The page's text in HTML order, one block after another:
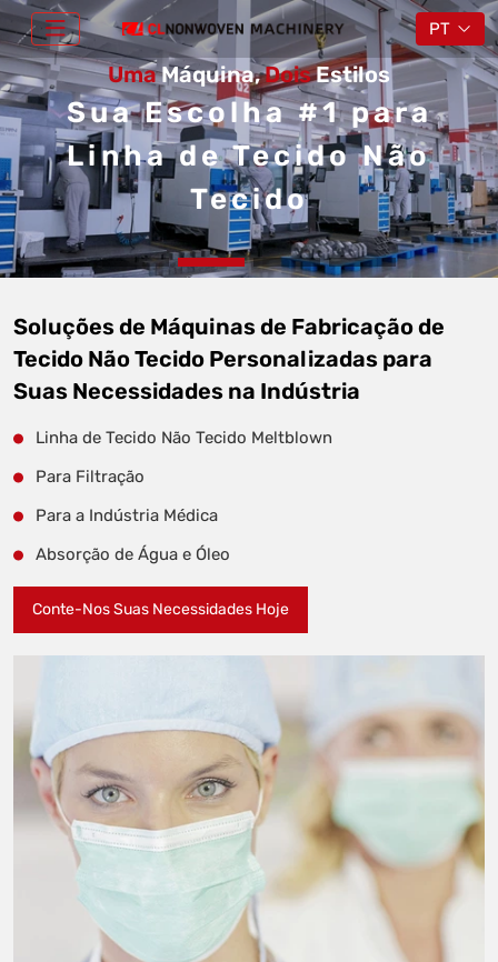
PT
UmaMáquina,DoisEstilos
Sua Escolha #1 para
Linha de Tecido Não
Tecido
Soluções de Máquinas de Fabricação de
Tecido Não Tecido Personalizadas para
Suas Necessidades na Indústria
Linha de Tecido Não Tecido Meltblown
Para Filtração
Para a Indústria Médica
Absorção de Água e Óleo
Conte-Nos Suas Necessidades Hoje